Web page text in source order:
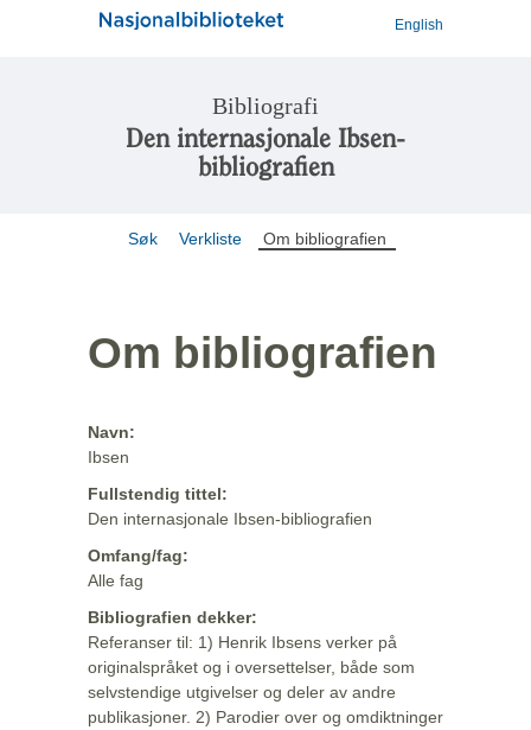
English
Bibliografi
Den internasjonale Ibsen-
bibliografien
Søk Verkliste Om bibliografien
Om bibliografien
Navn:
Ibsen
Fullstendig tittel:
Den internasjonale Ibsen-bibliografien
Omfang/fag:
Alle fag
Bibliografien dekker:
Referanser til: 1) Henrik Ibsens verker på
originalspråket og i oversettelser, både som
selvstendige utgivelser og deler av andre
publikasjoner. 2) Parodier over og omdiktninger